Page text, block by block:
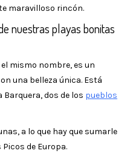
maravilloso rincón.
nuestras playas bonitas
mismo nombre, es un
una belleza única. Está
Barquera, dos de los pueblos
a lo que hay que sumarle
de Europa.